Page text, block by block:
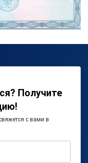
Получите
с вами в